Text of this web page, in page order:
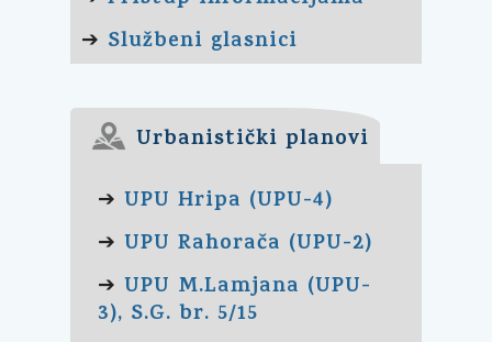
➔ Službeni glasnici
Urbanistički planovi
➔ UPU Hripa (UPU-4)
➔ UPU Rahorača (UPU-2)
➔ UPU M.Lamjana (UPU-
3), S.G. br. 5/15